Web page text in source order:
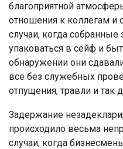
благоприятной
отношения к коллегам и
случаи, когда
упаковаться в сейф и
обнаружении они
всё без служебных
отпущения, травли и так
Задержание
происходило весьма
случаи, когда